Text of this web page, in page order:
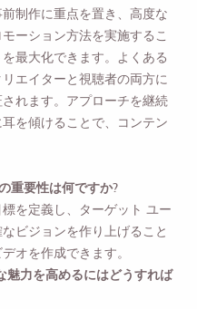
制作に重点を置き、高度な
ーション方法を実施するこ
最大化できます。よくある
エイターと視聴者の両方に
れます。アプローチを継続
を傾けることで、コンテン
重要性は何ですか?
を定義し、ターゲット ユー
ビジョンを作り上げること
オを作成できます。
魅力を高めるにはどうすれば